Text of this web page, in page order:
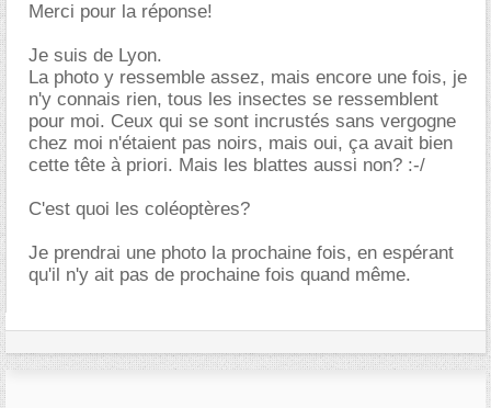
Merci pour la réponse!
Je suis de Lyon.
La photo y ressemble assez, mais encore une fois, je
n'y connais rien, tous les insectes se ressemblent
pour moi. Ceux qui se sont incrustés sans vergogne
chez moi n'étaient pas noirs, mais oui, ça avait bien
cette tête à priori. Mais les blattes aussi non? :-/
C'est quoi les coléoptères?
Je prendrai une photo la prochaine fois, en espérant
qu'il n'y ait pas de prochaine fois quand même.